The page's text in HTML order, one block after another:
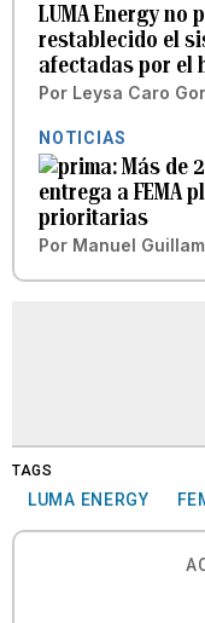
LUMA Energy no
restablecido el
afectadas por el
Por Leysa Caro
NOTICIAS
Más de
entrega a FEMA
prioritarias
Por Manuel
TAGS
LUMA ENERGY